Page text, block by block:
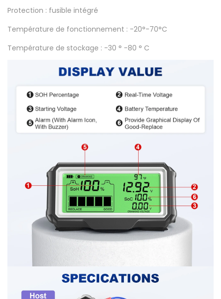
Protection : fusible intégré
Température de fonctionnement : -20°-70°C
Température de stockage : -30 ° -80 ° C